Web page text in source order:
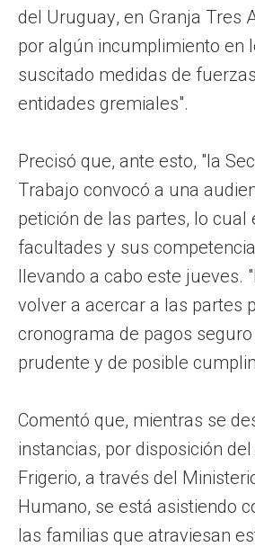
del Uruguay, en Granja Tres
por algún incumplimiento en
suscitado medidas de
entidades gremiales".
Precisó que, ante esto, "la
Trabajo convocó a una
petición de las partes, lo cual
facultades y sus
llevando a cabo este jueves.
volver a acercar a las partes
cronograma de pagos
prudente y de posible
Comentó que, mientras se
instancias, por disposición
Frigerio, a través del
Humano, se está asistiendo
las familias que atraviesan